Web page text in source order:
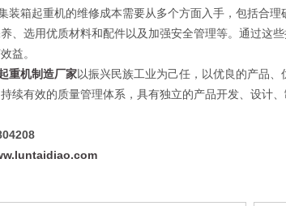
箱起重机的维修成本需要从多个方面入手，包括合理
、选用优质材料和配件以及加强安全管理等。通过这
益。
重机制造厂家以振兴民族工业为己任，以优良的产品
续有效的质量管理体系，具有独立的产品开发、设计